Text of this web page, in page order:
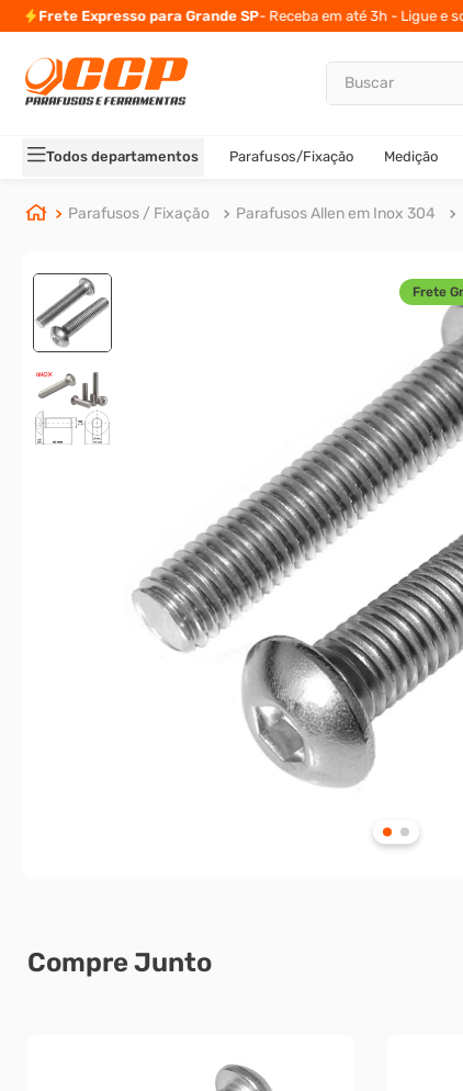
Frete Expresso para Grande SP- Receba em até 3h - Ligue e
Buscar
Todos departamentos Parafusos/Fixação Medição
Parafusos / Fixação Parafusos Allen em Inox 304
Frete
Compre Junto
TERMOS MAIS BUSCADOS
2º
carrinho titanium
3º
porca
º
arruela
cupilha
º
sextavado
parafuso allen 5
rodizio